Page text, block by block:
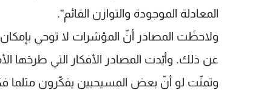
المعادلة الموجودة والتوازن القائم”.
عن ذلك. وأيّدت المصادر الأفكار التي طرحَها
وتمنّت لو أنّ بعض المسيحيين يفكّرون مثلما